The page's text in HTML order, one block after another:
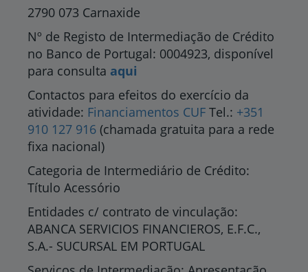
2790 073 Carnaxide
Nº de Registo de Intermediação de Crédito
no Banco de Portugal: 0004923, disponível
para consulta aqui
Contactos para efeitos do exercício da
atividade: Financiamentos CUF Tel.: +351
910 127 916 (chamada gratuita para a rede
fixa nacional)
Categoria de Intermediário de Crédito:
Título Acessório
Entidades c/ contrato de vinculação:
ABANCA SERVICIOS FINANCIEROS, E.F.C.,
S.A.- SUCURSAL EM PORTUGAL